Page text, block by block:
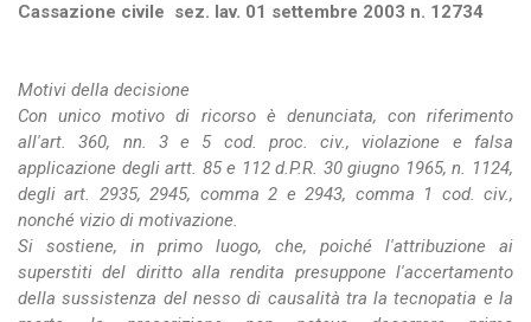
Cassazione civile sez. lav. 01 settembre 2003 n. 12734
Motivi della decisione
Con unico motivo di ricorso è denunciata, con riferimento
all'art. 360, nn. 3 e 5 cod. proc. civ., violazione e falsa
applicazione degli artt. 85 e 112 d.P.R. 30 giugno 1965, n. 1124,
degli art. 2935, 2945, comma 2 e 2943, comma 1 cod. civ.,
nonché vizio di motivazione.
Si sostiene, in primo luogo, che, poiché l'attribuzione ai
superstiti del diritto alla rendita presuppone l'accertamento
della sussistenza del nesso di causalità tra la tecnopatia e la